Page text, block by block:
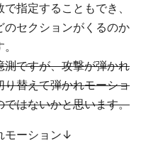
指定することもでき、
セクションがくるのか
ですが、攻撃が弾かれ
替えて弾かれモーショ
はないかと思います。
モーション↓